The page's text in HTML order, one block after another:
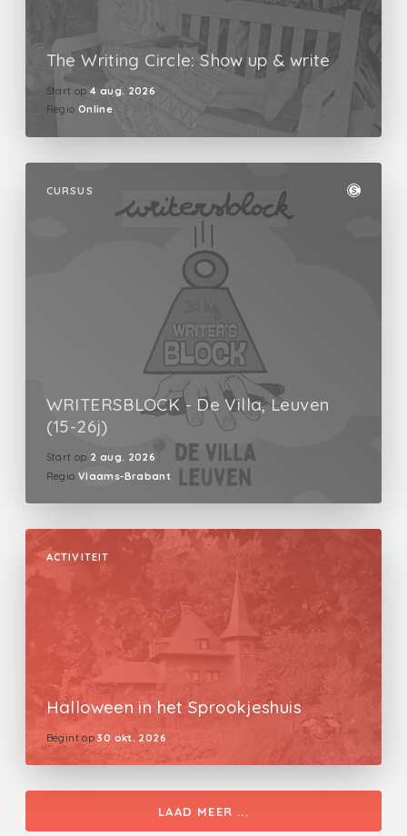
The Writing Circle: Show up & write
Start op 4 aug. 2026
Regio Online
CURSUS
WRITERSBLOCK - De Villa, Leuven
(15-26j)
Start op 2 aug. 2026
Regio Vlaams-Brabant
ACTIVITEIT
Halloween in het Sprookjeshuis
Begint op 30 okt. 2026
LAAD MEER ...